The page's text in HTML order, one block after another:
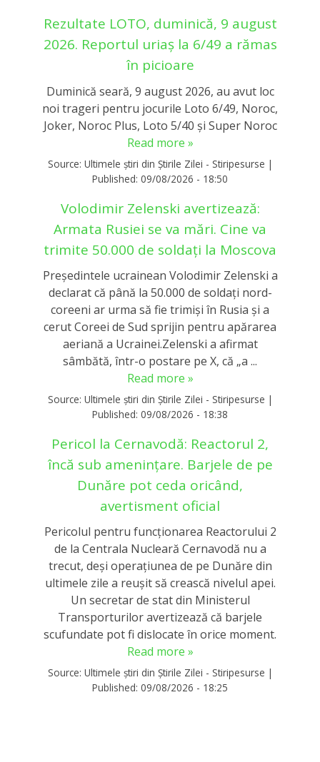
Rezultate LOTO, duminică, 9 august
2026. Reportul uriaș la 6/49 a rămas
în picioare
Duminică seară, 9 august 2026, au avut loc
noi trageri pentru jocurile Loto 6/49, Noroc,
Joker, Noroc Plus, Loto 5/40 și Super Noroc
Read more »
Source: Ultimele știri din Știrile Zilei - Stiripesurse |
Published: 09/08/2026 - 18:50
Volodimir Zelenski avertizează:
Armata Rusiei se va mări. Cine va
trimite 50.000 de soldați la Moscova
Președintele ucrainean Volodimir Zelenski a
declarat că până la 50.000 de soldați nord-
coreeni ar urma să fie trimiși în Rusia și a
cerut Coreei de Sud sprijin pentru apărarea
aeriană a Ucrainei.Zelenski a afirmat
sâmbătă, într-o postare pe X, că „a ...
Read more »
Source: Ultimele știri din Știrile Zilei - Stiripesurse |
Published: 09/08/2026 - 18:38
Pericol la Cernavodă: Reactorul 2,
încă sub amenințare. Barjele de pe
Dunăre pot ceda oricând,
avertisment oficial
Pericolul pentru funcționarea Reactorului 2
de la Centrala Nucleară Cernavodă nu a
trecut, deși operațiunea de pe Dunăre din
ultimele zile a reușit să crească nivelul apei.
Un secretar de stat din Ministerul
Transporturilor avertizează că barjele
scufundate pot fi dislocate în orice moment.
Read more »
Source: Ultimele știri din Știrile Zilei - Stiripesurse |
Published: 09/08/2026 - 18:25